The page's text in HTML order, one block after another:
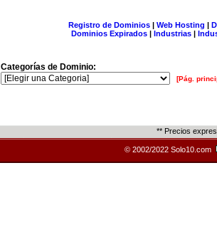
Registro de Dominios| Web Hosting |
Dominios Expirados | Industrias |
Categorías de Dominio:
[Pág.
** Precios
© 2002/2022 Solo10.com